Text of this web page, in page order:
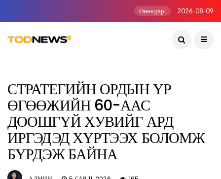
Өнөөдөр: 2026-08-09
СТРАТЕГИЙН ОРДЫН ҮР
ӨГӨӨЖИЙН 60-ААС
ДООШГҮЙ ХУВИЙГ АРД
ИРГЭДЭД ХҮРТЭЭХ БОЛОМЖ
БҮРДЭЖ БАЙНА